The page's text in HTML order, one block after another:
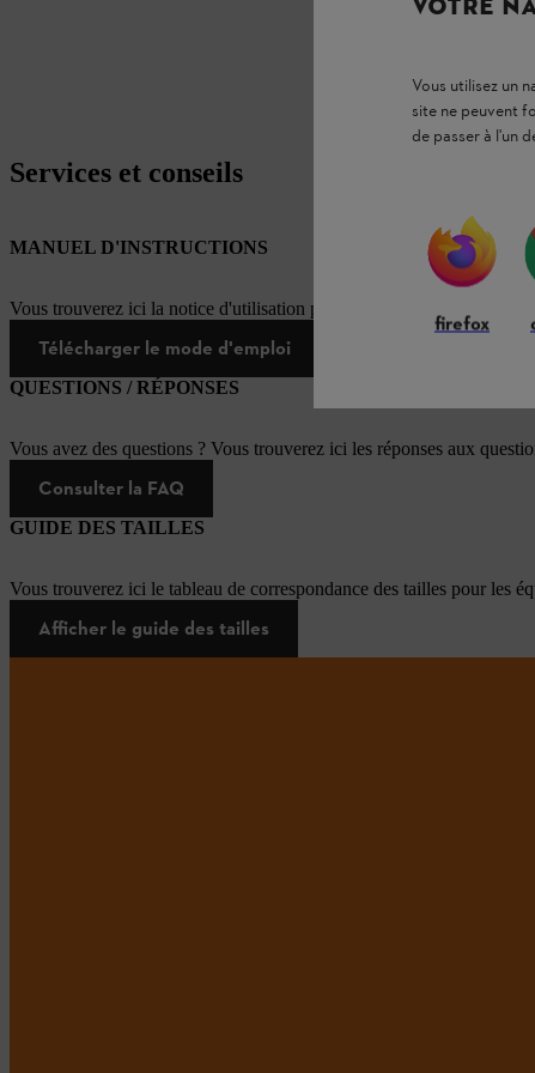
Services et conseils
MANUEL D'INSTRUCTIONS
Vous trouverez ici la notice d'utilisation pour ce produit STIHL
Télécharger le mode d'emploi
QUESTIONS / RÉPONSES
Vous avez des questions ? Vous trouverez ici les réponses aux
Consulter la FAQ
GUIDE DES TAILLES
Vous trouverez ici le tableau de correspondance des tailles pour les
Afficher le guide des tailles
VOTRE
Vous utilisez un
site ne peuvent
de passer à l'un
firefox